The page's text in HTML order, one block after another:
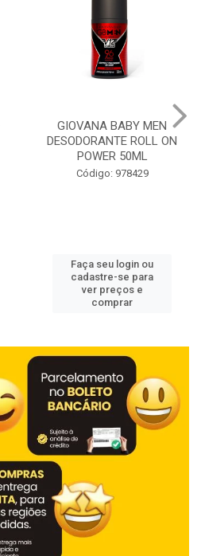
GIOVANA BABY MEN
DESODORANTE ROLL ON
POWER 50ML
Código: 978429
Faça seu login ou
cadastre-se para
ver preços e
comprar